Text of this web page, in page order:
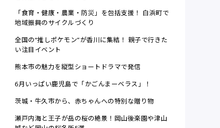
「食育・健康・農業・防災」を包括支援！ 白浜町で
地域振興のサイクルづくり
全国の“推しポケモン”が香川に集結！ 親子で行きた
い注目イベント
熊本市の魅力を縦型ショートドラマで発信
6月いっぱい鹿児島で「かごんまーベラス」！
茨城・牛久市から、赤ちゃんへの特別な贈り物
瀬戸内海と王子が岳の桜の絶景！岡山後楽園や津山